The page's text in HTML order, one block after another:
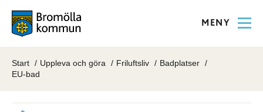
MENY
Start Uppleva och göra Friluftsliv
Badplatser
EU-bad